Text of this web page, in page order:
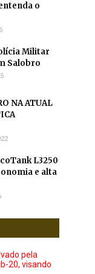
o
Militar
Salobro
NA ATUAL
L3250
e alta
pela
20, visando